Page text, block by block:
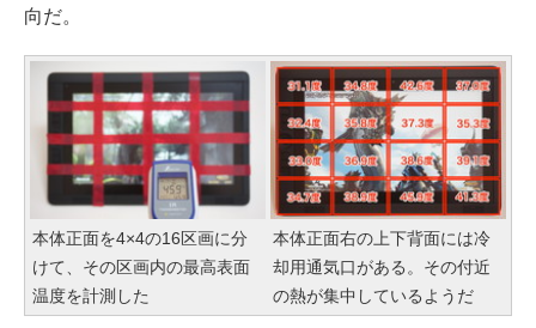
向だ。
本体正面を4×4の16区画に分
けて、その区画内の最高表面
温度を計測した
本体正面右の上下背面には冷
却用通気口がある。その付近
の熱が集中しているようだ